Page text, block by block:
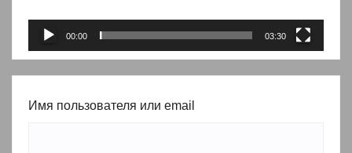
00:00 03:30
Имя пользователя или email